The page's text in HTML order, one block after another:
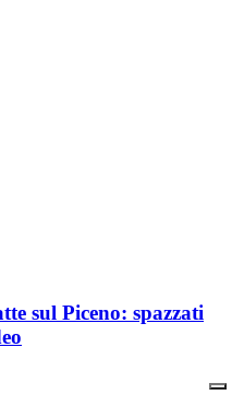
sul Piceno: spazzati